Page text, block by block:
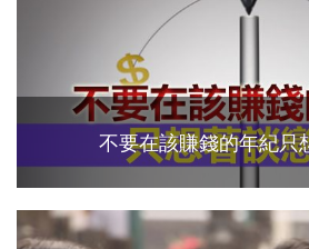
不要在該賺錢的年紀只